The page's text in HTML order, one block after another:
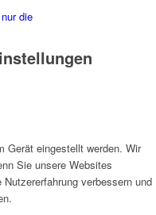
die
Gerät eingestellt werden. Wir
Sie unsere Websites
verbessern und